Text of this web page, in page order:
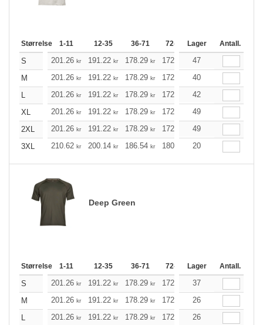
Størrelse 1-11 12-35 36-71 72-143 144-287
Lager Antall.
S 201.26 kr 191.22 kr 178.29 kr 172.49 163.91
47
M
201.26 kr 191.22 kr 178.29 kr 172.49 163.91
40
L
201.26 kr 191.22 kr 178.29 kr 172.49 163.91
42
XL
201.26 kr 191.22 kr 178.29 kr 172.49 163.91
49
2XL
201.26 kr 191.22 kr 178.29 kr 172.49 163.91
49
3XL
210.62 kr 200.14 kr 186.54 kr 180.52 171.49
20
Deep Green
Størrelse 1-11 12-35 36-71 72-143 144-287
Lager Antall.
S 201.26 kr 191.22 kr 178.29 kr 172.49 163.91
37
M
201.26 kr 191.22 kr 178.29 kr 172.49 163.91
26
L
201.26 kr 191.22 kr 178.29 kr 172.49 163.91
26